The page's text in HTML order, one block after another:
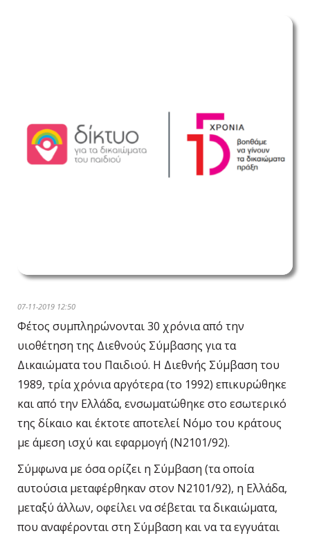
07-11-2019 12:50
Φέτος συμπληρώνονται 30 χρόνια από την
υιοθέτηση της Διεθνούς Σύμβασης για τα
Δικαιώματα του Παιδιού. Η Διεθνής Σύμβαση του
1989, τρία χρόνια αργότερα (το 1992) επικυρώθηκε
και από την Ελλάδα, ενσωματώθηκε στο εσωτερικό
της δίκαιο και έκτοτε αποτελεί Νόμο του κράτους
με άμεση ισχύ και εφαρμογή (Ν2101/92).
Σύμφωνα με όσα ορίζει η Σύμβαση (τα οποία
αυτούσια μεταφέρθηκαν στον Ν2101/92), η Ελλάδα,
μεταξύ άλλων, οφείλει να σέβεται τα δικαιώματα,
που αναφέρονται στη Σύμβαση και να τα εγγυάται